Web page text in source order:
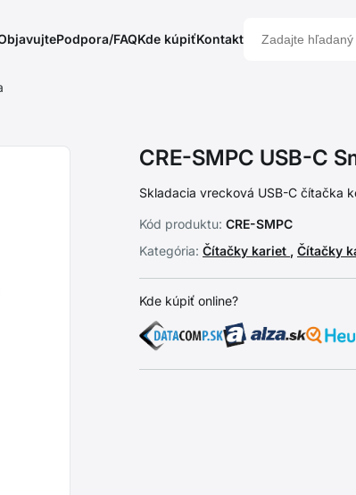
Podpora/FAQKde kúpiťKontakt
CRE-SMPC USB-C
Skladacia vrecková USB-C čítačka
Kód produktu: CRE-SMPC
Kategória: Čítačky kariet , Čítačky
Kde kúpiť online?